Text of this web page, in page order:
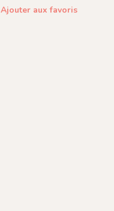
Ajouter aux favoris